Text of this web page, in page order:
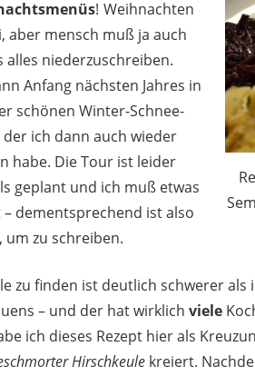
! Weihnachten
aber mensch muß ja auch
alles niederzuschreiben.
Anfang nächsten Jahres in
schönen Winter-Schnee-
ich dann auch wieder
habe. Die Tour ist leider
geplant und ich muß etwas
dementsprechend ist also
, um zu schreiben.
zu finden ist deutlich schwerer
– und der hat wirklich viele
ich dieses Rezept hier als
Hirschkeule kreiert.